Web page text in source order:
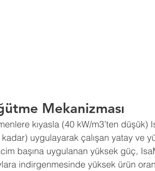
Mekanizması
kıyasla (40 kW/m3’ten
uygulayarak çalışan yatay ve
başına uygulanan yüksek güç,
indirgenmesinde yüksek ürün